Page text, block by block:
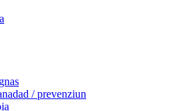
/ prevenziun